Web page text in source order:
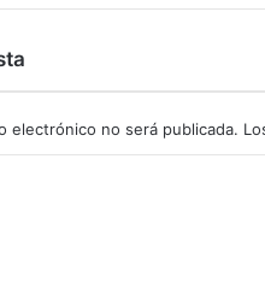
electrónico no será publicada.